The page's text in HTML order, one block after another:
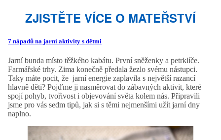
ZJISTĚTE VÍCE O MATEŘSTVÍ
7 nápadů na jarní aktivity s dětmi
Jarní bunda místo těžkého kabátu. První sněženky a petrklíče.
Farmářské trhy. Zima konečně předala žezlo svému nástupci.
Taky máte pocit, že jarní energie zaplavila s největší razancí
hlavně děti? Pojďme ji nasměrovat do zábavných aktivit, které
spojí pohyb, tvořivost i objevování světa kolem nás. Připravili
jsme pro vás sedm tipů, jak si s těmi nejmenšími užít jarní dny
naplno.